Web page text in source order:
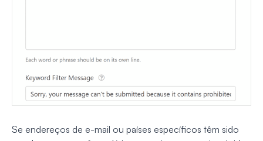
Se endereços de e-mail ou países específicos têm sido